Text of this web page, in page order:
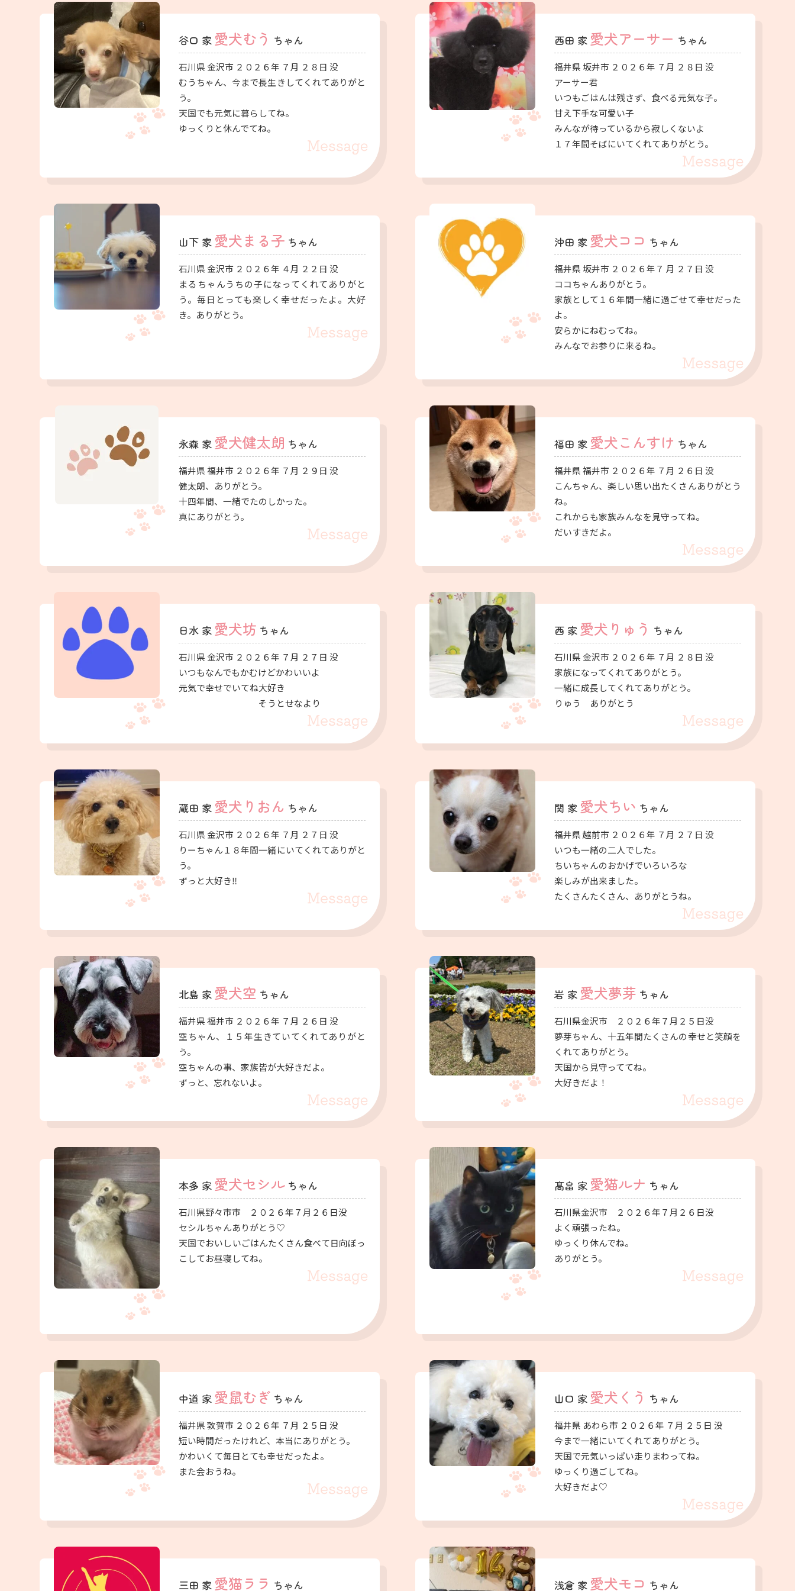
谷口 家 愛犬むう ちゃん
石川県 金沢市 ２０２６年 ７月 ２８日 没
むうちゃん、今まで長生きしてくれてありがと
う。
天国でも元気に暮らしてね。
ゆっくりと休んでてね。
西田 家 愛犬アーサー ちゃん
福井県 坂井市 ２０２６年 ７月 ２８日 没
アーサー君
いつもごはんは残さず、食べる元気な子。
甘え下手な可愛い子
みんなが待っているから寂しくないよ
１７年間そばにいてくれてありがとう。
山下 家 愛犬まる子 ちゃん
石川県 金沢市 ２０２６年 ４月 ２２日 没
まるちゃんうちの子になってくれてありがと
う。毎日とっても楽しく幸せだったよ。大好
き。ありがとう。
沖田 家 愛犬ココ ちゃん
福井県 坂井市 ２０２６年７ 月 ２７日 没
ココちゃんありがとう。
家族として１６年間一緒に過ごせて幸せだった
よ。
安らかにねむってね。
みんなでお参りに来るね。
永森 家 愛犬健太朗 ちゃん
福井県 福井市 ２０２６年 ７月 ２９日 没
健太朗、ありがとう。
十四年間、一緒でたのしかった。
真にありがとう。
福田 家 愛犬こんすけ ちゃん
福井県 福井市 ２０２６年 ７月 ２６日 没
こんちゃん、楽しい思い出たくさんありがとう
ね。
これからも家族みんなを見守ってね。
だいすきだよ。
日水 家 愛犬坊 ちゃん
石川県 金沢市 ２０２６年 ７月 ２７日 没
いつもなんでもかむけどかわいいよ
元気で幸せでいてね大好き
そうとせなより
西 家 愛犬りゅう ちゃん
石川県 金沢市 ２０２６年 ７月 ２８日 没
家族になってくれてありがとう。
一緒に成長してくれてありがとう。
りゅう ありがとう
蔵田 家 愛犬りおん ちゃん
石川県 金沢市 ２０２６年 ７月 ２７日 没
りーちゃん１８年間一緒にいてくれてありがと
う。
ずっと大好き‼
関 家 愛犬ちい ちゃん
福井県 越前市 ２０２６年 ７月 ２７日 没
いつも一緒の二人でした。
ちいちゃんのおかげでいろいろな
楽しみが出来ました。
たくさんたくさん、ありがとうね。
北島 家 愛犬空 ちゃん
福井県 福井市 ２０２６年 ７月 ２６日 没
空ちゃん、１５年生きていてくれてありがと
う。
空ちゃんの事、家族皆が大好きだよ。
ずっと、忘れないよ。
岩 家 愛犬夢芽 ちゃん
石川県金沢市 ２０２６年７月２５日没
夢芽ちゃん、十五年間たくさんの幸せと笑顔を
くれてありがとう。
天国から見守っててね。
大好きだよ！
本多 家 愛犬セシル ちゃん
石川県野々市市 ２０２６年７月２６日没
セシルちゃんありがとう♡
天国でおいしいごはんたくさん食べて日向ぼっ
こしてお昼寝してね。
髙畠 家 愛猫ルナ ちゃん
石川県金沢市 ２０２６年７月２６日没
よく頑張ったね。
ゆっくり休んでね。
ありがとう。
中道 家 愛鼠むぎ ちゃん
福井県 敦賀市 ２０２６年 ７月 ２５日 没
短い時間だったけれど、本当にありがとう。
かわいくて毎日とても幸せだったよ。
また会おうね。
山口 家 愛犬くう ちゃん
福井県 あわら市 ２０２６年 ７月 ２５日 没
今まで一緒にいてくれてありがとう。
天国で元気いっぱい走りまわってね。
ゆっくり過ごしてね。
大好きだよ♡
三田 家 愛猫ララ ちゃん 浅倉 家 愛犬モコ ちゃん